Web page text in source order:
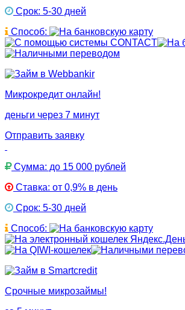
Срок: 5-30 дней
Способ:
Микрокредит онлайн!
деньги через 7 минут
Отправить заявку
Сумма: до 15 000 рублей
Ставка: от 0,9% в день
Срок: 5-30 дней
Способ:
Срочные микрозаймы!